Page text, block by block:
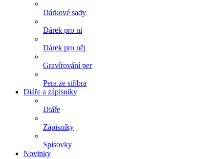
Dárkové sady
Dárek pro ni
Dárek pro něj
Gravírování per
Pera ze stříbra
Diáře a zápisníky
Diáře
Zápisníky
Spisovky
Novinky